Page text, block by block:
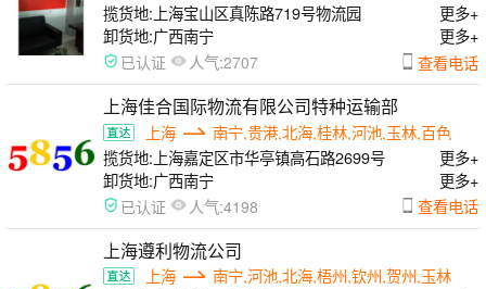
揽货地: 上海宝山区真陈路719号物流园
更多+
卸货地:广西南宁 更多+
已认证 人气:2707 查看电话
上海佳合国际物流有限公司特种运输部
上海
南宁,贵港,北海,桂林,河池,玉林,百色
揽货地: 上海嘉定区市华亭镇高石路2699号
更多+
卸货地:广西南宁 更多+
已认证 人气:4198 查看电话
上海遵利物流公司
上海
南宁,河池,北海,梧州,钦州,贺州,玉林